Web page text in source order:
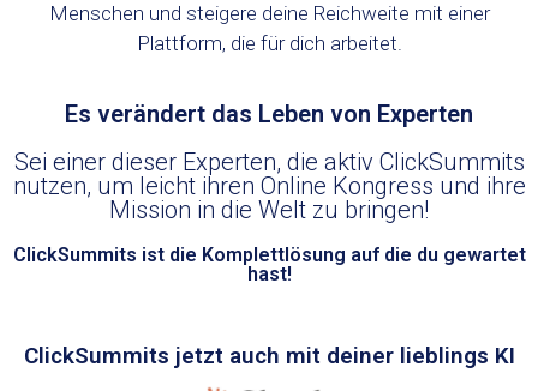
Menschen und steigere deine Reichweite mit einer
Plattform, die für dich arbeitet.
Es verändert das Leben von Experten
Sei einer dieser Experten, die aktiv ClickSummits
nutzen, um leicht ihren Online Kongress und ihre
Mission in die Welt zu bringen!
ClickSummits ist die Komplettlösung auf die du gewartet
hast!
ClickSummits jetzt auch mit deiner lieblings KI